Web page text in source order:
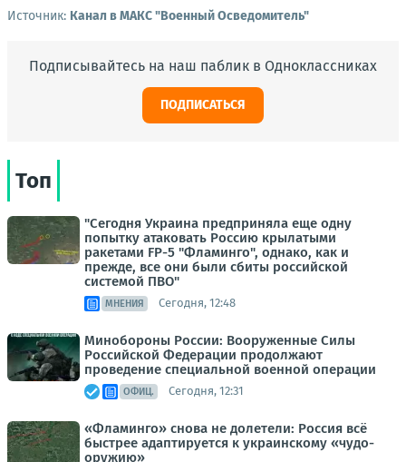
Источник: Канал в МАКС "Военный Осведомитель"
Подписывайтесь на наш паблик в Одноклассниках
ПОДПИСАТЬСЯ
Топ
"Сегодня Украина предприняла еще одну
попытку атаковать Россию крылатыми
ракетами FP-5 "Фламинго", однако, как и
прежде, все они были сбиты российской
системой ПВО"
МНЕНИЯ Сегодня, 12:48
Минобороны России: Вооруженные Силы
Российской Федерации продолжают
проведение специальной военной операции
ОФИЦ. Сегодня, 12:31
«Фламинго» снова не долетели: Россия всё
быстрее адаптируется к украинскому «чудо-
оружию»